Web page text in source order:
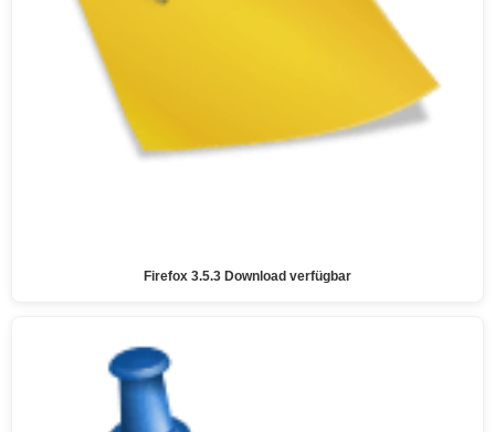
Firefox 3.5.3 Download verfügbar